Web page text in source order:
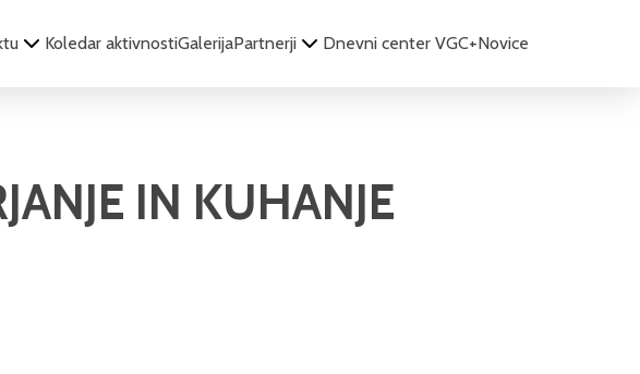
Koledar aktivnostiGalerijaPartnerji Dnevni center VGC+Novice
IN KUHANJE